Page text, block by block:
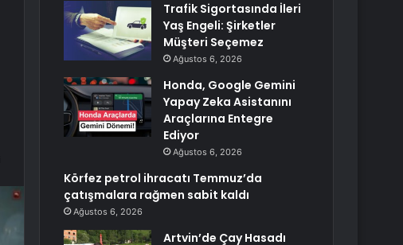
Trafik Sigortasında İleri
Yaş Engeli: Şirketler
Müşteri Seçemez
Ağustos 6, 2026
Honda, Google Gemini
Yapay Zeka Asistanını
Araçlarına Entegre
Ediyor
Ağustos 6, 2026
Körfez petrol ihracatı Temmuz’da
çatışmalara rağmen sabit kaldı
Ağustos 6, 2026
Artvin’de Çay Hasadı